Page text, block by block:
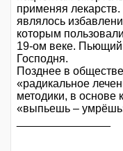
применяя
являлось
которым
19-ом веке.
Господня.
Позднее в
«радикальное
методики, в основе
«выпьешь –